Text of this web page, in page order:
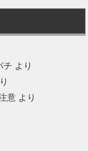
チ より
意より